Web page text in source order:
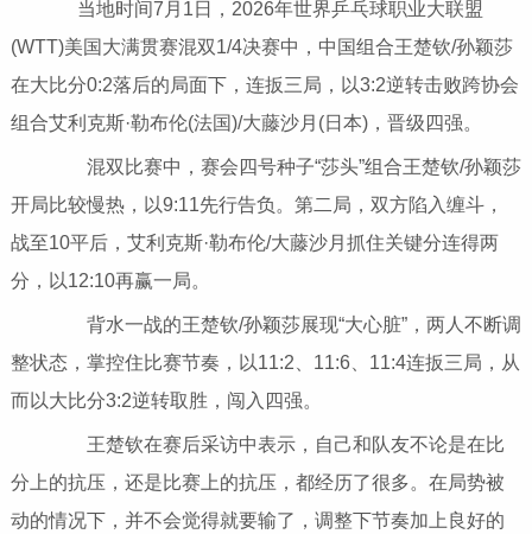
当地时间7月1日，2026年世界乒乓球职业大联盟
(WTT)美国大满贯赛混双1/4决赛中，中国组合王楚钦/孙颖莎
在大比分0:2落后的局面下，连扳三局，以3:2逆转击败跨协会
组合艾利克斯·勒布伦(法国)/大藤沙月(日本)，晋级四强。
混双比赛中，赛会四号种子“莎头”组合王楚钦/孙颖莎
开局比较慢热，以9:11先行告负。第二局，双方陷入缠斗，
战至10平后，艾利克斯·勒布伦/大藤沙月抓住关键分连得两
分，以12:10再赢一局。
背水一战的王楚钦/孙颖莎展现“大心脏”，两人不断调
整状态，掌控住比赛节奏，以11:2、11:6、11:4连扳三局，从
而以大比分3:2逆转取胜，闯入四强。
王楚钦在赛后采访中表示，自己和队友不论是在比
分上的抗压，还是比赛上的抗压，都经历了很多。在局势被
动的情况下，并不会觉得就要输了，调整下节奏加上良好的